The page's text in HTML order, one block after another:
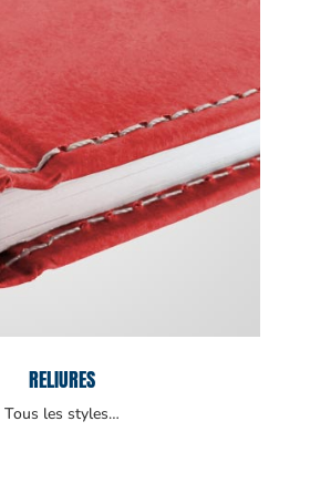
RELIURES
Tous les styles…